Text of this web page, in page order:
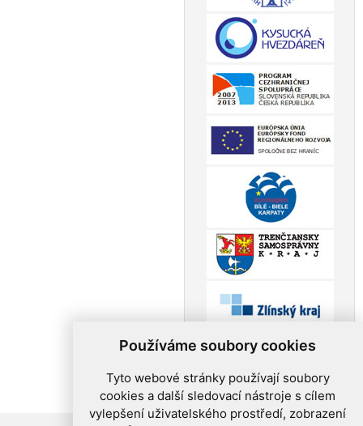
Používáme soubory cookies
Tyto webové stránky používají soubory
cookies a další sledovací nástroje s cílem
vylepšení uživatelského prostředí, zobrazení